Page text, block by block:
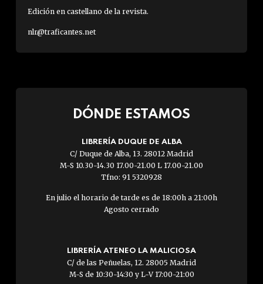
Edición en castellano de la revista.
nlr@traficantes.net
DÓNDE ESTAMOS
LIBRERÍA DUQUE DE ALBA
C/ Duque de Alba, 13. 28012 Madrid
M-S 10.30-14.30 17.00-21.00 L 17.00-21.00
Tfno: 91 5320928
En julio el horario de tarde es de 18:00h a 21:00h
Agosto cerrado
LIBRERÍA ATENEO LA MALICIOSA
C/ de las Peñuelas, 12. 28005 Madrid
M-S de 10:30-14:30 y L-V 17:00-21:00